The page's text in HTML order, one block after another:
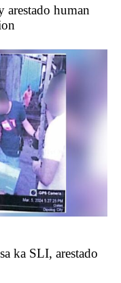
arestado human
ka SLI, arestado